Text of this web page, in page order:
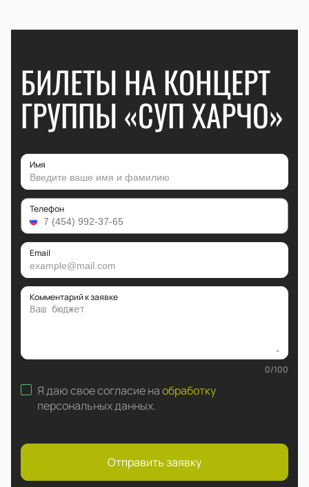
БИЛЕТЫ НА КОНЦЕРТ
ГРУППЫ «СУП ХАРЧО»
Имя
Телефон
Email
Комментарий к заявке
0/100
Я даю свое согласие наобработку
персональных данных.
Отправить заявку